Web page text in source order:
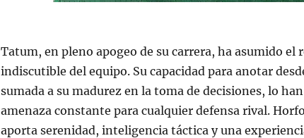
Tatum, en pleno apogeo de su carrera, ha asumido el
indiscutible del equipo. Su capacidad para anotar
sumada a su madurez en la toma de decisiones, lo
amenaza constante para cualquier defensa rival.
aporta serenidad, inteligencia táctica y una